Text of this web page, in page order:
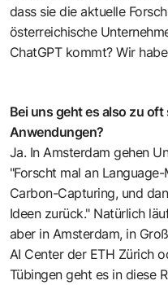
dass sie die aktuelle
österreichische
ChatGPT kommt? Wir
Bei uns geht es also zu
Anwendungen?
Ja. In Amsterdam gehen
"Forscht mal an
Carbon-Capturing, und
Ideen zurück." Natürlich
aber in Amsterdam, in
AI Center der ETH Zürich
Tübingen geht es in diese